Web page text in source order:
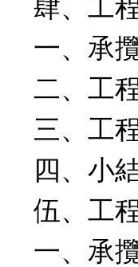
肆、工
一、承
二、工
三、工
四、小
伍、工
一、承